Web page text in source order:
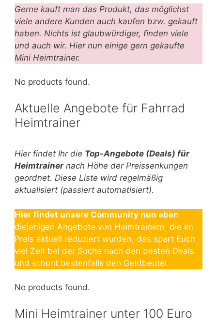
Gerne kauft man das Produkt, das möglichst
viele andere Kunden auch kaufen bzw. gekauft
haben. Nichts ist glaubwürdiger, finden viele
und auch wir. Hier nun einige gern gekaufte
Mini Heimtrainer.
No products found.
Aktuelle Angebote für Fahrrad
Heimtrainer
Hier findet Ihr die Top-Angebote (Deals) für
Heimtrainernach Höhe der Preissenkungen
geordnet. Diese Liste wird regelmäßig
aktualisiert (passiert automatisiert).
Hier findet unsere Community nun eben
diejenigen Angebote von Heimtrainern, die im
Preis aktuell reduziert wurden, das spart Euch
viel Zeit bei der Suche nach den besten Deals
und schont bestenfalls den Geldbeutel.
No products found.
Mini Heimtrainer unter 100 Euro